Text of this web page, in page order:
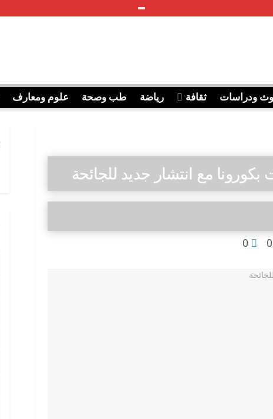
ودراسات ثقافة رياضة طب وصحة علوم ومعارف
مع انتشار جديد للجائحة
0
0